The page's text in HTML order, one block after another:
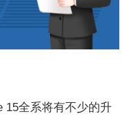
15全系将有不少的升